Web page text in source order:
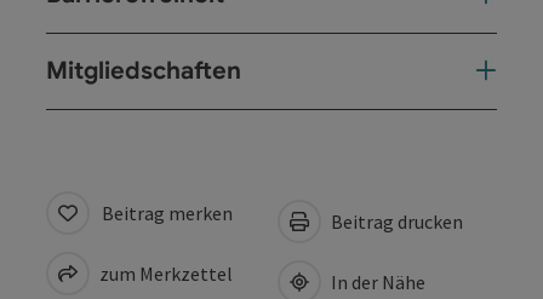
Mitgliedschaften
Beitrag merken
zum Merkzettel
Beitrag drucken
In der Nähe